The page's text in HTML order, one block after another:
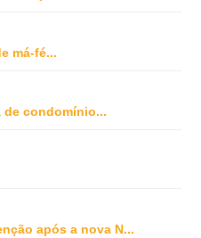
má-fé...
de condomínio...
após a nova N...